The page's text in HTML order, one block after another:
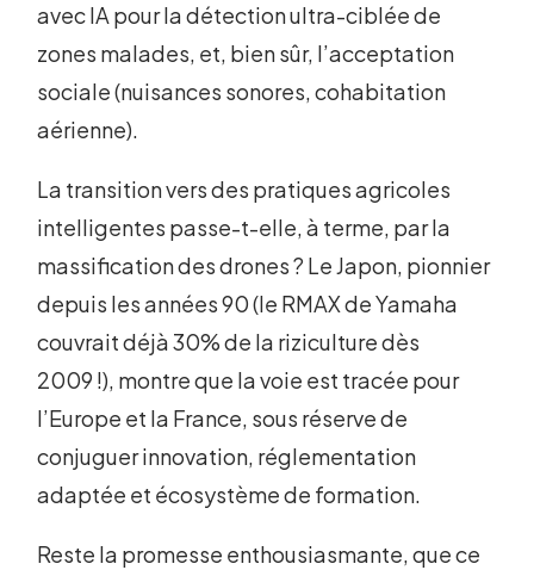
avec IA pour la détection ultra-ciblée de
zones malades, et, bien sûr, l’acceptation
sociale (nuisances sonores, cohabitation
aérienne).
La transition vers des pratiques agricoles
intelligentes passe-t-elle, à terme, par la
massification des drones ? Le Japon, pionnier
depuis les années 90 (le RMAX de Yamaha
couvrait déjà 30% de la riziculture dès
2009 !), montre que la voie est tracée pour
l’Europe et la France, sous réserve de
conjuguer innovation, réglementation
adaptée et écosystème de formation.
Reste la promesse enthousiasmante, que ce